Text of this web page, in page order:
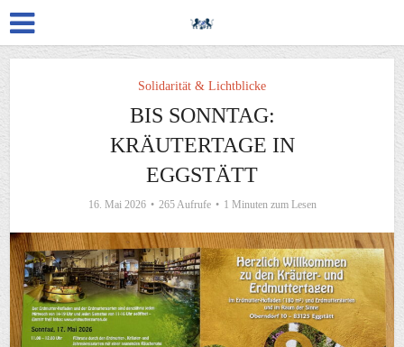
Solidarität & Lichtblicke
BIS SONNTAG:
KRÄUTERTAGE IN
EGGSTÄTT
16. Mai 2026 265 Aufrufe 1 Minuten zum Lesen